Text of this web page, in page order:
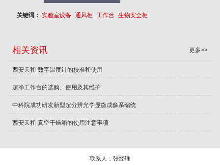
关键词：实验室设备 通风柜 工作台 生物安全柜
相关资讯 更多>>
西安天和-数字温度计的校准和使用
超净工作台的选购、使用及其维护
中科院成功研发新型超分辨光学显微成像系编统
西安天和-真空干燥箱的使用注意事项
联系人：张经理